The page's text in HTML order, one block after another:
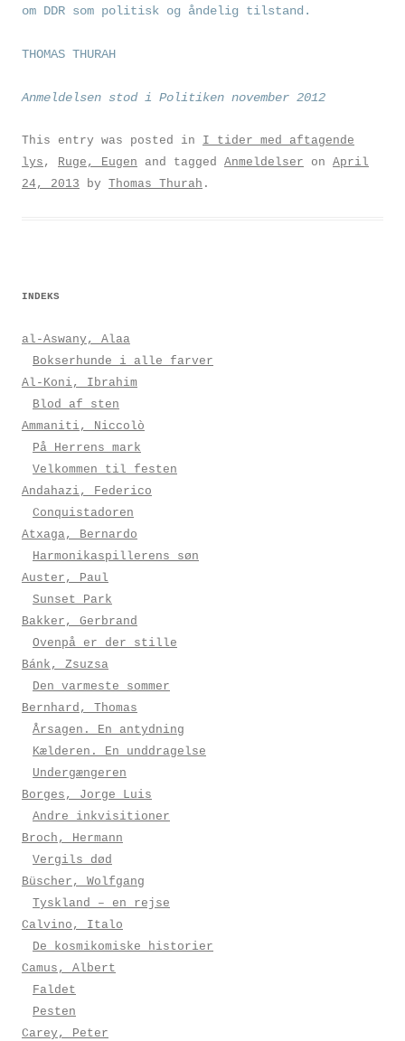
om DDR som politisk og åndelig tilstand.
THOMAS THURAH
Anmeldelsen stod i Politiken november 2012
This entry was posted in I tider med aftagende
lys , Ruge, Eugen and tagged Anmeldelser on April
24, 2013 by Thomas Thurah .
INDEKS
al-Aswany, Alaa
Bokserhunde i alle farver
Al-Koni, Ibrahim
Blod af sten
Ammaniti, Niccolò
På Herrens mark
Velkommen til festen
Andahazi, Federico
Conquistadoren
Atxaga, Bernardo
Harmonikaspillerens søn
Auster, Paul
Sunset Park
Bakker, Gerbrand
Ovenpå er der stille
Bánk, Zsuzsa
Den varmeste sommer
Bernhard, Thomas
Årsagen. En antydning
Kælderen. En unddragelse
Undergængeren
Borges, Jorge Luis
Andre inkvisitioner
Broch, Hermann
Vergils død
Büscher, Wolfgang
Tyskland – en rejse
Calvino, Italo
De kosmikomiske historier
Camus, Albert
Faldet
Pesten
Carey, Peter